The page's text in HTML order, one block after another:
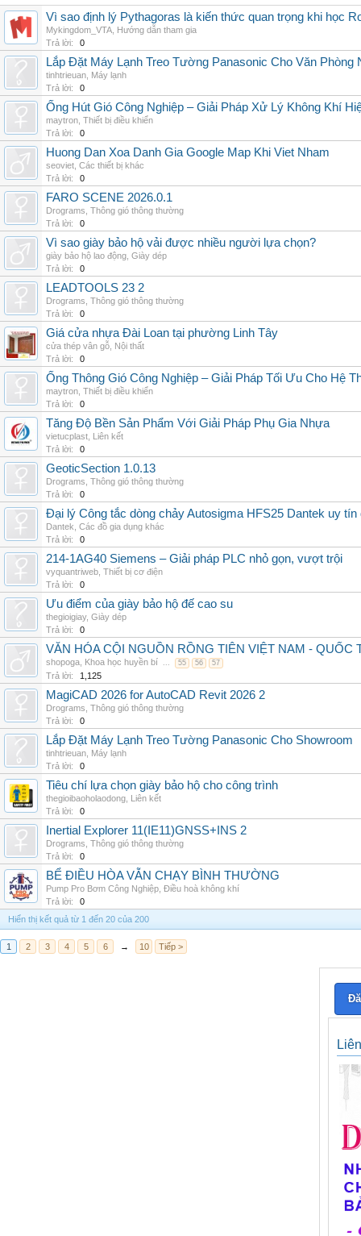
Vì sao định lý Pythagoras là kiến thức quan trọng khi học
Mykingdom_VTA Hướng dẫn tham gia
Trả lời:
0
Lắp Đặt Máy Lạnh Treo Tường Panasonic Cho Văn Phòng
tinhtrieuan Máy lạnh
Trả lời:
0
Ống Hút Gió Công Nghiệp – Giải Pháp Xử Lý Không Khí
maytron Thiết bị điều khiển
Trả lời:
0
Huong Dan Xoa Danh Gia Google Map Khi Viet Nham
seoviet Các thiết bị khác
Trả lời:
0
FARO SCENE 2026.0.1
Drograms Thông gió thông thường
Trả lời:
0
Vì sao giày bảo hộ vải được nhiều người lựa chọn?
giày bảo hộ lao động Giày dép
Trả lời:
0
LEADTOOLS 23 2
Drograms Thông gió thông thường
Trả lời:
0
Giá cửa nhựa Đài Loan tại phường Linh Tây
cửa thép vân gỗ Nội thất
Trả lời:
0
Ống Thông Gió Công Nghiệp – Giải Pháp Tối Ưu Cho Hệ
maytron Thiết bị điều khiển
Trả lời:
0
Tăng Độ Bền Sản Phẩm Với Giải Pháp Phụ Gia Nhựa
vietucplast Liên kết
Trả lời:
0
GeoticSection 1.0.13
Drograms Thông gió thông thường
Trả lời:
0
Đại lý Công tắc dòng chảy Autosigma HFS25 Dantek uy tín
Dantek Các đồ gia dụng khác
Trả lời:
0
214-1AG40 Siemens – Giải pháp PLC nhỏ gọn, vượt trội
vyquantriweb Thiết bị cơ điện
Trả lời:
0
Ưu điểm của giày bảo hộ đế cao su
thegioigiay, Giày dép
Trả lời:
0
VĂN HÓA CỘI NGUỒN RỒNG TIÊN VIỆT NAM -
shopoga Khoa học huyền bí ... 55 56 57
Trả lời: 1,125
MagiCAD 2026 for AutoCAD Revit 2026 2
Drograms Thông gió thông thường
Trả lời:
0
Lắp Đặt Máy Lạnh Treo Tường Panasonic Cho Showroom
tinhtrieuan Máy lạnh
Trả lời:
0
Tiêu chí lựa chọn giày bảo hộ cho công trình
thegioibaoholaodong Liên kết
Trả lời:
0
Inertial Explorer 11(IE11)GNSS+INS 2
Drograms Thông gió thông thường
Trả lời:
0
BỂ ĐIỀU HÒA VẪN CHẠY BÌNH THƯỜNG
Pump Pro Bơm Công Nghiệp Điều hoà không khí
Trả lời:
0
Hiển thị kết quả từ 1 đến 20 của 200
1 2 3 4 5 6 → 10 Tiếp >